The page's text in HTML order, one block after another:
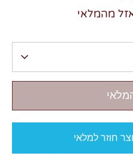
מהמלאי
חוזר למלאי